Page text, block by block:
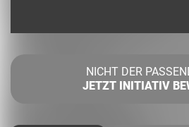
NICHT DER
JETZT INITIATIV